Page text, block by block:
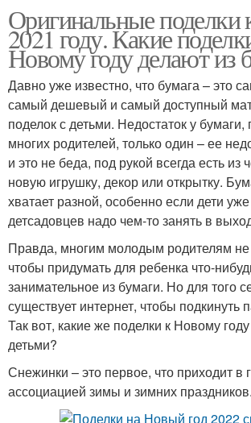
Оригинальные
2021 году. Какие
Новому году делают из
Давно уже известно, что бумага – это
самый дешевый и самый доступный
поделок с детьми. Недостаток у
многих родителей, только один – ее
и это не беда, под рукой всегда есть из
новую игрушку, декор или открытку.
хватает разной, особенно если дети
детсадовцев надо чем-то занять в
Правда, многим молодым родителям не
чтобы придумать для ребенка что-
занимательное из бумаги. Но для того
существует интернет, чтобы подкинуть
Так вот, какие же поделки к Новому
детьми?
Снежинки – это первое, что приходит в
ассоциацией зимы и зимних